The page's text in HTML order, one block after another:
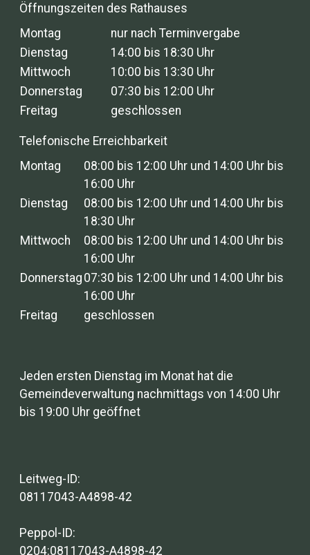
Öffnungszeiten des Rathauses
Montag
nur nach Terminvergabe
Dienstag
14:00 bis 18:30 Uhr
Mittwoch
10:00 bis 13:30 Uhr
Donnerstag
07:30 bis 12:00 Uhr
Freitag
geschlossen
Telefonische Erreichbarkeit
Montag
08:00 bis 12:00 Uhr und 14:00 Uhr bis
16:00 Uhr
Dienstag
08:00 bis 12:00 Uhr und 14:00 Uhr bis
18:30 Uhr
Mittwoch
08:00 bis 12:00 Uhr und 14:00 Uhr bis
16:00 Uhr
Donnerstag 07:30 bis 12:00 Uhr und 14:00 Uhr bis
16:00 Uhr
Freitag
geschlossen
Jeden ersten Dienstag im Monat hat die
Gemeindeverwaltung nachmittags von 14:00 Uhr
bis 19:00 Uhr geöffnet
Leitweg-ID:
08117043-A4898-42
Peppol-ID:
0204:08117043-A4898-42